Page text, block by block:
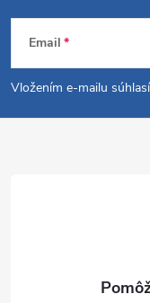
c
i
Z
á
p
Email
Vložením e-mailu